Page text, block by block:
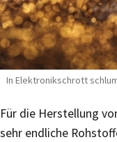
In Elektronikschrott
Für die Herstellung
sehr endliche